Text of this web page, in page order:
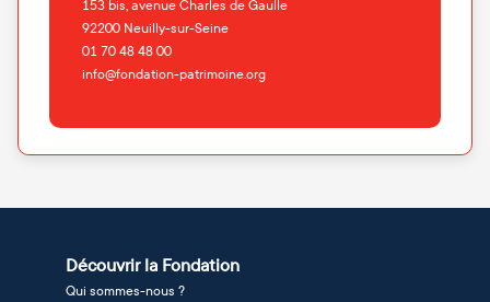
153 bis, avenue Charles de Gaulle
92200 Neuilly-sur-Seine
01 70 48 48 00
info@fondation-patrimoine.org
Découvrir la Fondation
Qui sommes-nous ?